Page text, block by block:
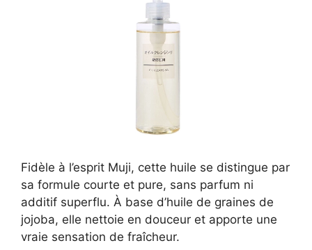
Fidèle à l’esprit Muji, cette huile se distingue par
sa formule courte et pure, sans parfum ni
additif superflu. À base d’huile de graines de
jojoba, elle nettoie en douceur et apporte une
vraie sensation de fraîcheur.